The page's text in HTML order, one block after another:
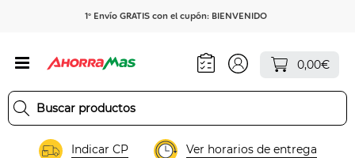
1º Envío GRATIS con el cupón: BIENVENIDO
0,00€
Indicar CP Ver horarios de entrega